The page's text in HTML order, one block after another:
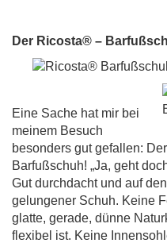
Der Ricosta® –
Eine Sache hat mir bei
meinem Besuch
besonders gut gefallen:
Barfußschuh! „Ja, geht
Gut durchdacht und auf
gelungener Schuh. Keine
glatte, gerade, dünne
flexibel ist. Keine